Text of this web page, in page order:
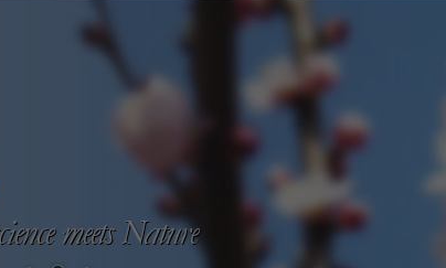
meets Nature